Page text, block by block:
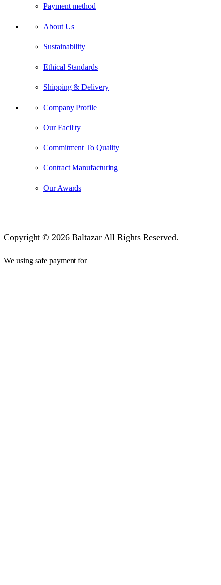
Payment method
About Us
Sustainability
Ethical Standards
Shipping & Delivery
Company Profile
Our Facility
Commitment To Quality
Contract Manufacturing
Our Awards
Copyright © 2026 Baltazar All Rights Reserved.
We using safe payment for